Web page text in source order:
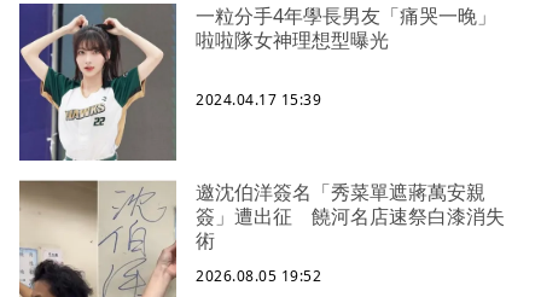
一粒分手4年學長男友「痛哭一晚」
啦啦隊女神理想型曝光
2024.04.17 15:39
邀沈伯洋簽名「秀菜單遮蔣萬安親
簽」遭出征 饒河名店速祭白漆消失
術
2026.08.05 19:52